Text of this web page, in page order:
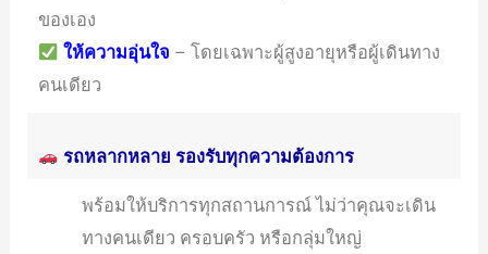
ของเอง
ให้ความอุ่นใจ – โดยเฉพาะผู้สูงอายุหรือผู้เดินทาง
คนเดียว
รถหลากหลาย รองรับทุกความต้องการ
พร้อมให้บริการทุกสถานการณ์ ไม่ว่าคุณจะเดิน
ทางคนเดียว ครอบครัว หรือกลุ่มใหญ่